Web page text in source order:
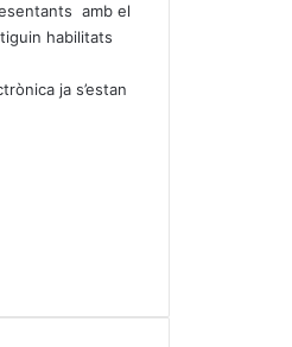
amb el
habilitats
ja s’estan